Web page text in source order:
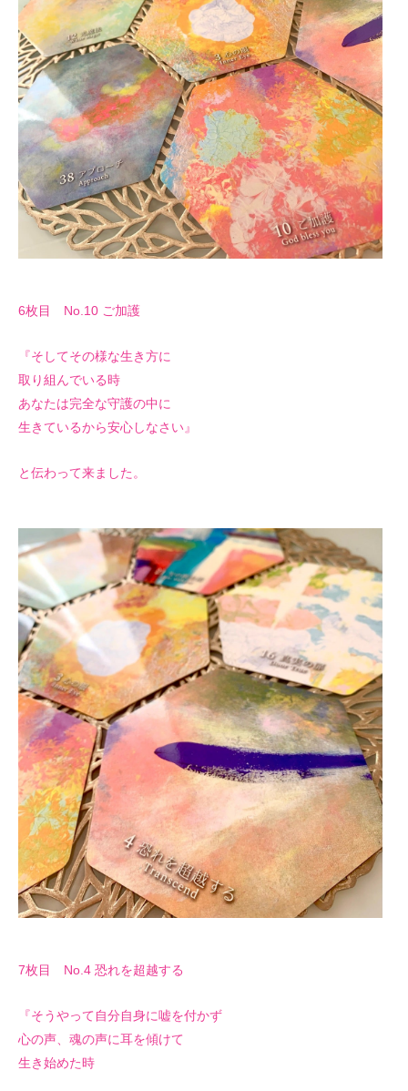
6枚目 No.10 ご加護
『そしてその様な生き方に
取り組んでいる時
あなたは完全な守護の中に
生きているから安心しなさい』
と伝わって来ました。
7枚目 No.4 恐れを超越する
『そうやって自分自身に嘘を付かず
心の声、魂の声に耳を傾けて
生き始めた時